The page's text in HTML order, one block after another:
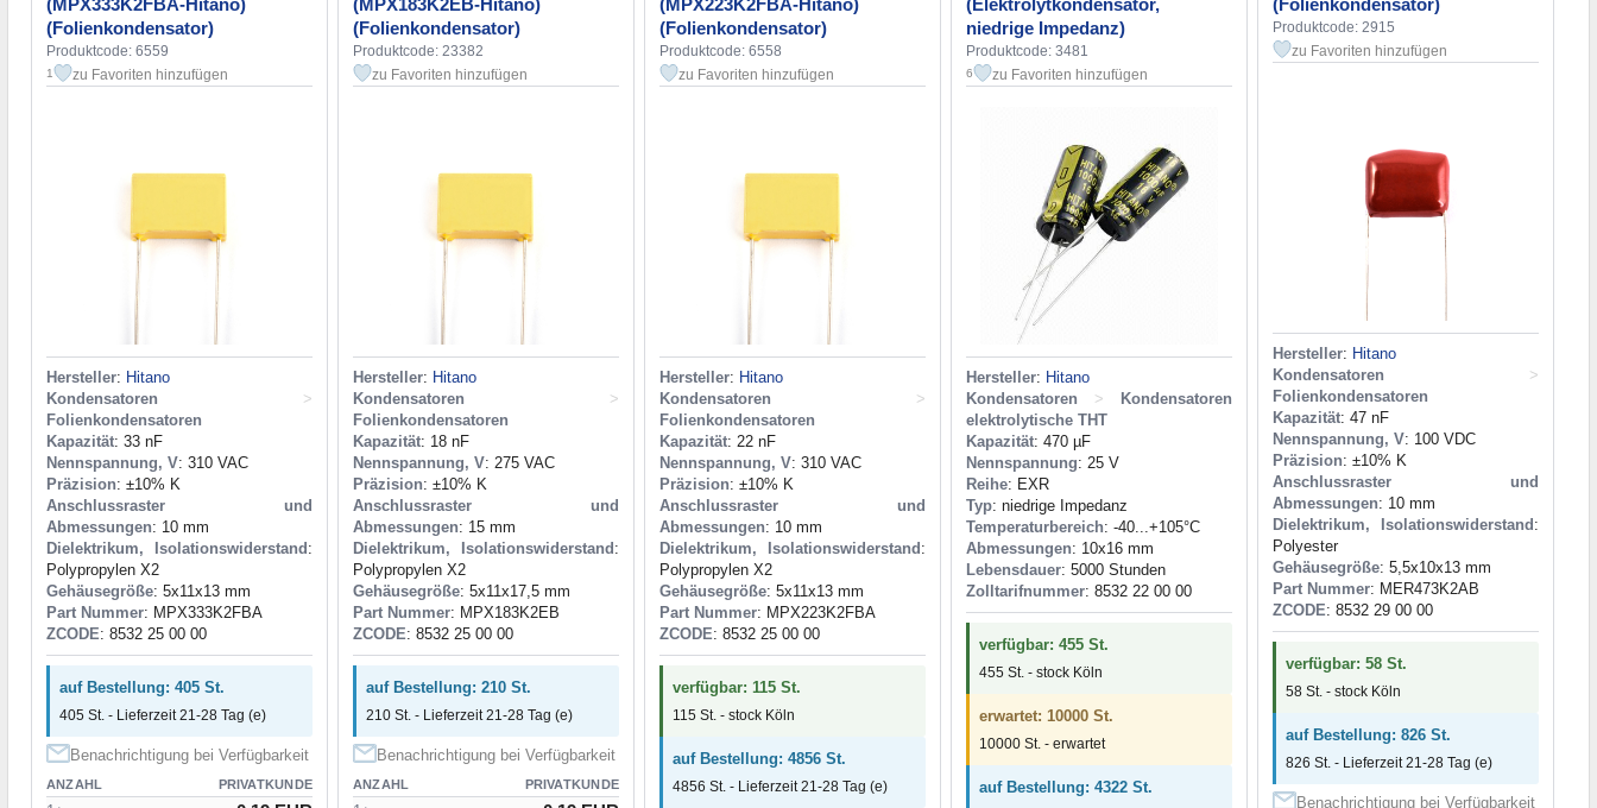
(Folienkondensator)
Produktcode: 6559
1 zu Favoriten hinzufügen
Hersteller: Hitano
Kondensatoren
>
Folienkondensatoren
Kapazität: 33 nF
Nennspannung, V: 310 VAC
Präzision: ±10% K
Anschlussraster und
Abmessungen: 10 mm
Dielektrikum, Isolationswiderstand :
Polypropylen X2
Gehäusegröße: 5x11x13 mm
Part Nummer: MPX333K2FBA
ZCODE: 8532 25 00 00
auf Bestellung: 405 St.
405 St. - Lieferzeit 21-28 Tag (e)
Benachrichtigung bei Verfügbarkeit
ANZAHL PRIVATKUNDE
(Folienkondensator)
Produktcode: 23382
zu Favoriten hinzufügen
Hersteller: Hitano
Kondensatoren
>
Folienkondensatoren
Kapazität: 18 nF
Nennspannung, V: 275 VAC
Präzision: ±10% K
Anschlussraster und
Abmessungen: 15 mm
Dielektrikum, Isolationswiderstand :
Polypropylen X2
Gehäusegröße: 5x11x17,5 mm
Part Nummer: MPX183K2EB
ZCODE: 8532 25 00 00
auf Bestellung: 210 St.
210 St. - Lieferzeit 21-28 Tag (e)
Benachrichtigung bei Verfügbarkeit
ANZAHL PRIVATKUNDE
(Folienkondensator)
Produktcode: 6558
zu Favoriten hinzufügen
Hersteller: Hitano
Kondensatoren
>
Folienkondensatoren
Kapazität: 22 nF
Nennspannung, V: 310 VAC
Präzision: ±10% K
Anschlussraster und
Abmessungen: 10 mm
Dielektrikum, Isolationswiderstand :
Polypropylen X2
Gehäusegröße: 5x11x13 mm
Part Nummer: MPX223K2FBA
ZCODE: 8532 25 00 00
verfügbar: 115 St.
115 St. - stock Köln
auf Bestellung: 4856 St.
4856 St. - Lieferzeit 21-28 Tag (e)
niedrige Impedanz)
Produktcode: 3481
6 zu Favoriten hinzufügen
Hersteller: Hitano
Kondensatoren
>
Kondensatoren
elektrolytische THT
Kapazität: 470 µF
Nennspannung: 25 V
Reihe: EXR
Typ: niedrige Impedanz
Temperaturbereich: -40...+105°C
Abmessungen: 10x16 mm
Lebensdauer: 5000 Stunden
Zolltarifnummer: 8532 22 00 00
verfügbar: 455 St.
455 St. - stock Köln
erwartet: 10000 St.
10000 St. - erwartet
auf Bestellung: 4322 St.
Produktcode: 2915
zu Favoriten hinzufügen
Hersteller: Hitano
Kondensatoren
>
Folienkondensatoren
Kapazität: 47 nF
Nennspannung, V: 100 VDC
Präzision: ±10% K
Anschlussraster und
Abmessungen: 10 mm
Dielektrikum, Isolationswiderstand :
Polyester
Gehäusegröße: 5,5x10x13 mm
Part Nummer: MER473K2AB
ZCODE: 8532 29 00 00
verfügbar: 58 St.
58 St. - stock Köln
auf Bestellung: 826 St.
826 St. - Lieferzeit 21-28 Tag (e)
Benachrichtigung bei Verfügbarkeit